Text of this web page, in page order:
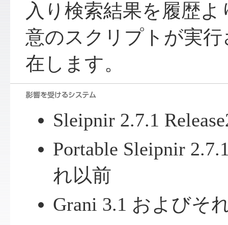
入り検索結果を履歴
意のスクリプトが実
在します。
Sleipnir 2.7.1
Portable Sleipnir
れ以前
Grani 3.1 およびそ